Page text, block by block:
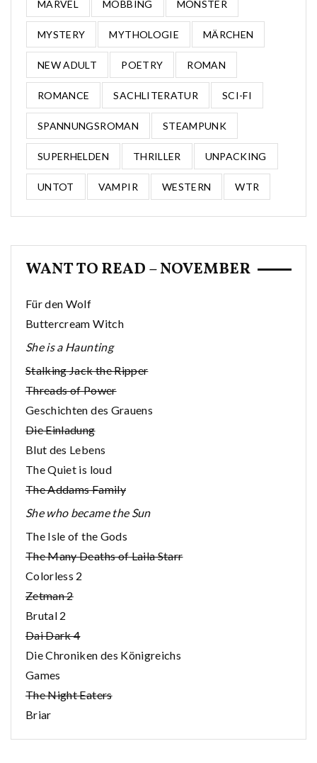
MARVEL MOBBING MONSTER
MYSTERY MYTHOLOGIE MÄRCHEN
NEW ADULT POETRY ROMAN
ROMANCE SACHLITERATUR SCI-FI
SPANNUNGSROMAN STEAMPUNK
SUPERHELDEN THRILLER UNPACKING
UNTOT VAMPIR WESTERN WTR
WANT TO READ – NOVEMBER
Für den Wolf
Buttercream Witch
She is a Haunting
Stalking Jack the Ripper
Threads of Power
Geschichten des Grauens
Die Einladung
Blut des Lebens
The Quiet is loud
The Addams Family
She who became the Sun
The Isle of the Gods
The Many Deaths of Laila Starr
Colorless 2
Zetman 2
Brutal 2
Dai Dark 4
Die Chroniken des Königreichs
Games
The Night Eaters
Briar